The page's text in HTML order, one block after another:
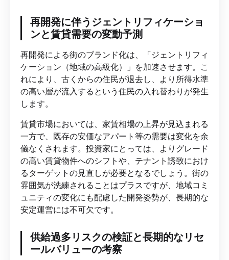
再開発に伴うジェントリフィケーショ
ンと賃貸需要の変動予測
再開発による街のブランド化は、「ジェントリフィ
ケーション（地域の高級化）」を加速させます。こ
れにより、古くからの住民が退去し、より所得水準
の高い層が流入するという住民の入れ替わりが発生
します。
賃貸市場においては、家賃相場の上昇が見込まれる
一方で、既存の安価なアパート等の需要は変化を余
儀なくされます。投資家にとっては、よりグレード
の高い賃貸物件へのシフトや、テナント誘致におけ
るターゲットの見直しが必要となるでしょう。街の
雰囲気が洗練されることはプラスですが、地域コミ
ュニティの変化にも配慮した開発姿勢が、長期的な
安定運営には不可欠です。
供給過多リスクの検証と長期的なリセ
ールバリューの考察